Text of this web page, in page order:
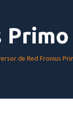
de Red Fronius